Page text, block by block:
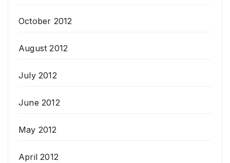
October 2012
August 2012
July 2012
June 2012
May 2012
April 2012